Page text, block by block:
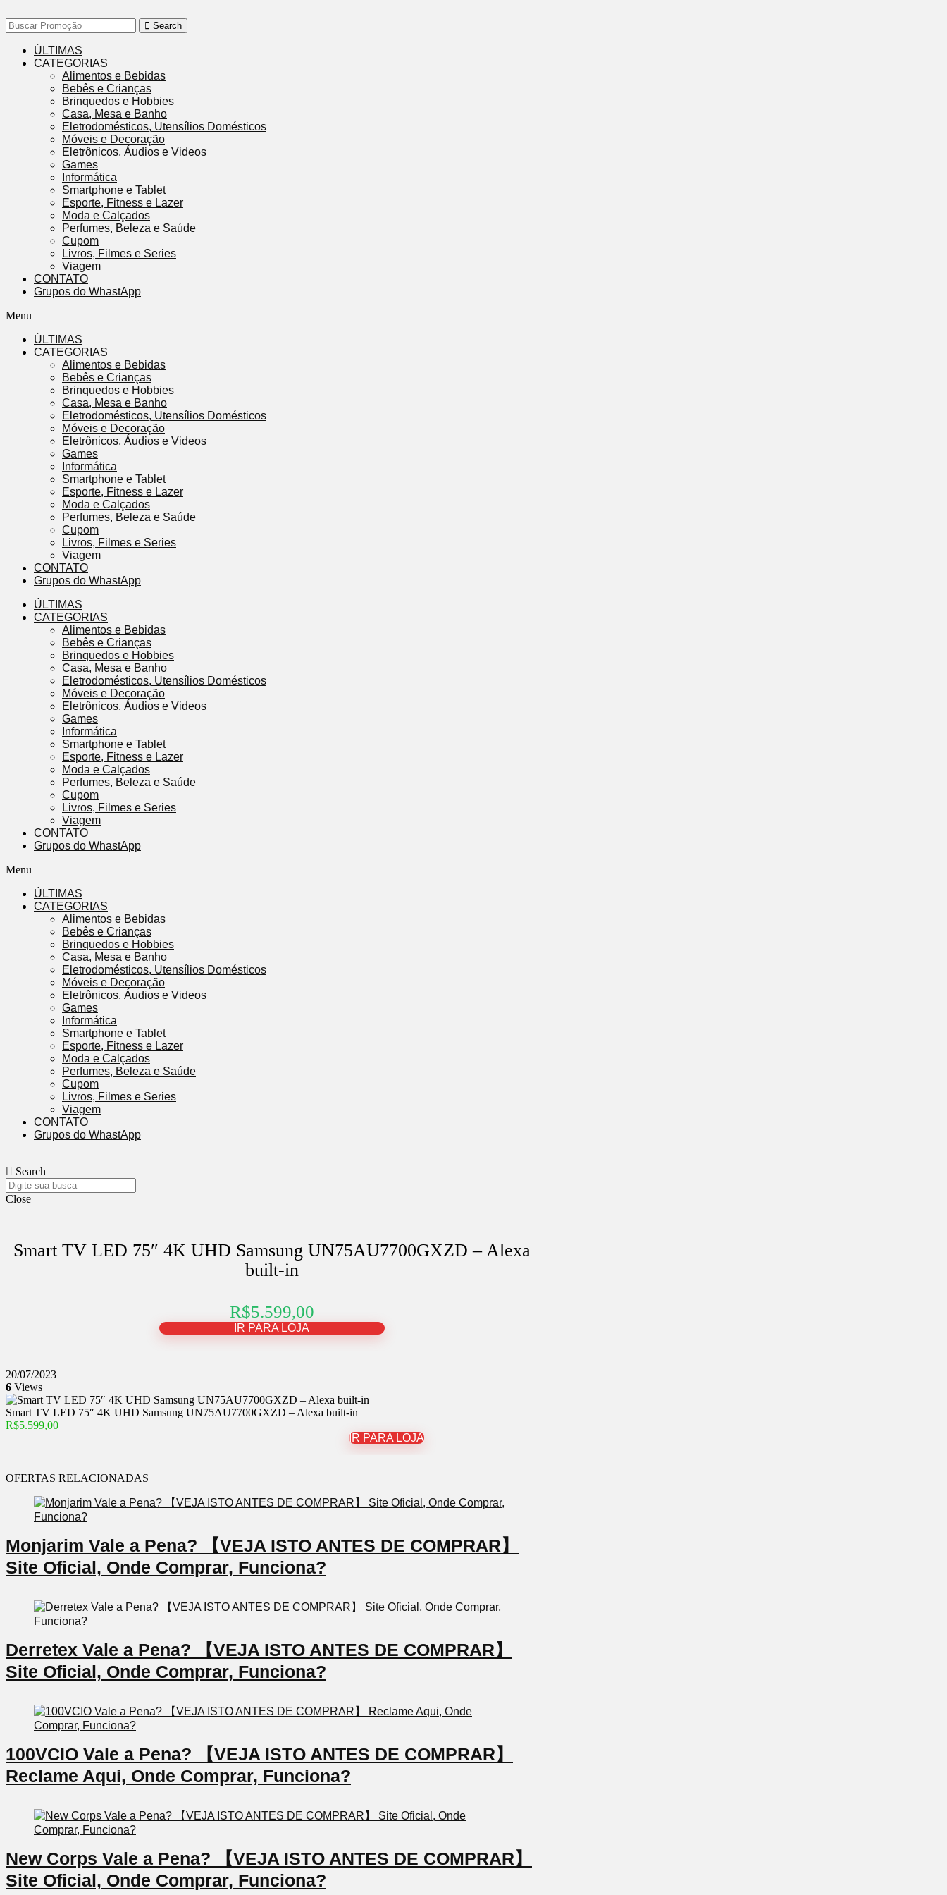
Search
ÚLTIMAS
CATEGORIAS
Alimentos e Bebidas
Bebês e Crianças
Brinquedos e Hobbies
Casa, Mesa e Banho
Eletrodomésticos, Utensílios Domésticos
Móveis e Decoração
Eletrônicos, Áudios e Videos
Games
Informática
Smartphone e Tablet
Esporte, Fitness e Lazer
Moda e Calçados
Perfumes, Beleza e Saúde
Cupom
Livros, Filmes e Series
Viagem
CONTATO
Grupos do WhastApp
Menu
ÚLTIMAS
CATEGORIAS
Alimentos e Bebidas
Bebês e Crianças
Brinquedos e Hobbies
Casa, Mesa e Banho
Eletrodomésticos, Utensílios Domésticos
Móveis e Decoração
Eletrônicos, Áudios e Videos
Games
Informática
Smartphone e Tablet
Esporte, Fitness e Lazer
Moda e Calçados
Perfumes, Beleza e Saúde
Cupom
Livros, Filmes e Series
Viagem
CONTATO
Grupos do WhastApp
ÚLTIMAS
CATEGORIAS
Alimentos e Bebidas
Bebês e Crianças
Brinquedos e Hobbies
Casa, Mesa e Banho
Eletrodomésticos, Utensílios Domésticos
Móveis e Decoração
Eletrônicos, Áudios e Videos
Games
Informática
Smartphone e Tablet
Esporte, Fitness e Lazer
Moda e Calçados
Perfumes, Beleza e Saúde
Cupom
Livros, Filmes e Series
Viagem
CONTATO
Grupos do WhastApp
Menu
ÚLTIMAS
CATEGORIAS
Alimentos e Bebidas
Bebês e Crianças
Brinquedos e Hobbies
Casa, Mesa e Banho
Eletrodomésticos, Utensílios Domésticos
Móveis e Decoração
Eletrônicos, Áudios e Videos
Games
Informática
Smartphone e Tablet
Esporte, Fitness e Lazer
Moda e Calçados
Perfumes, Beleza e Saúde
Cupom
Livros, Filmes e Series
Viagem
CONTATO
Grupos do WhastApp
Search
Close
Smart TV LED 75″ 4K UHD Samsung UN75AU7700GXZD – Alexa
built-in
R$5.599,00
IR PARA LOJA
20/07/2023
6 Views
Smart TV LED 75″ 4K UHD Samsung UN75AU7700GXZD – Alexa built-in
R$5.599,00
IR PARA LOJA
OFERTAS RELACIONADAS
Monjarim Vale a Pena? 【VEJA ISTO ANTES DE COMPRAR】
Site Oficial, Onde Comprar, Funciona?
Derretex Vale a Pena? 【VEJA ISTO ANTES DE COMPRAR】
Site Oficial, Onde Comprar, Funciona?
100VCIO Vale a Pena? 【VEJA ISTO ANTES DE COMPRAR】
Reclame Aqui, Onde Comprar, Funciona?
New Corps Vale a Pena? 【VEJA ISTO ANTES DE COMPRAR】
Site Oficial, Onde Comprar, Funciona?